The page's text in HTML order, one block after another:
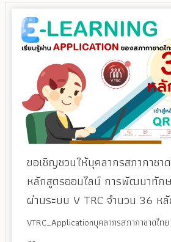
ขอเชิญชวนให้บุคลากรสภากาชา
หลักสูตรออนไลน์ การพัฒนาทัก
ผ่านระบบ V TRC จำนวน 36 ห
VTRC_Applicationบุคลากรสภากาชาดไทย